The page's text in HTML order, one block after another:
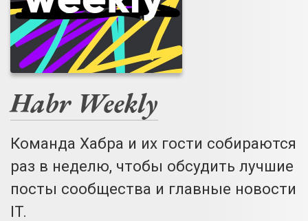
Habr Weekly
Команда Хабра и их гости собираются
раз в неделю, чтобы обсудить лучшие
посты сообщества и главные новости
IT.